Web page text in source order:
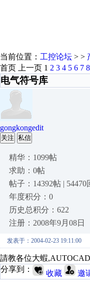
当前位置： 工控论坛 > >
首页 上一页 1 2 3 4 5 6 7 8
电气符号库
gongkongedit
关注 私信
精华：1099帖
求助：0帖
帖子：14392帖 | 54470
年度积分：0
历史总积分：622
注册：2008年9月08日
发表于：2004-02-23 19:11:00
請教各位大蝦
分享到：
收藏 邀